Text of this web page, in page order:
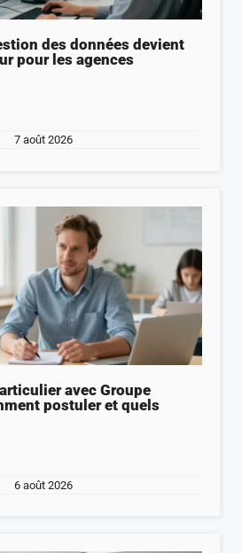
des données devient
pour les agences
7 août 2026
avec Groupe
postuler et quels
6 août 2026